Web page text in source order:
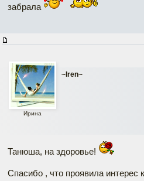
забрала
~Iren~
Ирина
Танюша, на здоровье!
Спасибо , что проявила интерес